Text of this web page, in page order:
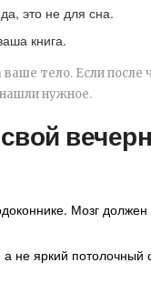
это не для сна.
книга.
тело. Если после
нужное.
Мозг должен
не яркий потолочный